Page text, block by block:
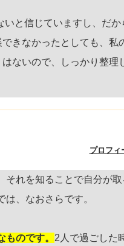
と信じていますし、だか
きなかったとしても、私
ないので、しっかり整理
プロフィ
それを知ることで自分が
、なおさらです。
のです。 2人で過ごした